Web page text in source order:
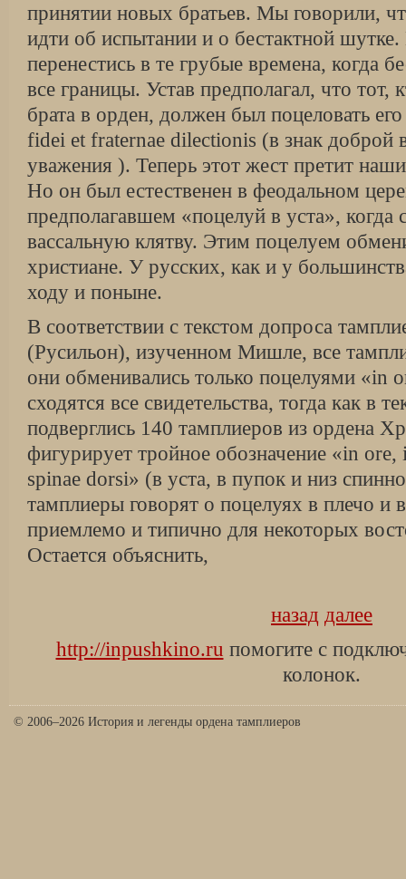
принятии новых братьев. Мы говорили,
идти об испытании и о бестактной
перенестись в те грубые времена, когда
все границы. Устав предполагал, что тот,
брата в орден, должен был поцеловать
fidei et fraternae dilectionis (в знак доброй
уважения ). Теперь этот жест претит
Но он был естественен в феодальном
предполагавшем «поцелуй в уста», когда
вассальную клятву. Этим поцелуем
христиане. У русских, как и у
ходу и поныне.
В соответствии с текстом допроса
(Русильон), изученном Мишле, все
они обменивались только поцелуями «in
сходятся все свидетельства, тогда как в
подверглись 140 тамплиеров из ордена
фигурирует тройное обозначение «in
spinae dorsi» (в уста, в пупок и низ
тамплиеры говорят о поцелуях в плечо и
приемлемо и типично для некоторых
Остается объяснить,
назад далее
http://inpushkino.ru помогите с
колонок.
© 2006–2026 История и легенды ордена тамплиеров